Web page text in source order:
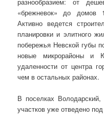
«брежневок» до домов
Активно ведется
планировки и элитного
побережья Невской губы
новые микрорайоны и
удаленности от центра
чем в остальных районах.
В поселках
участков уже отведено